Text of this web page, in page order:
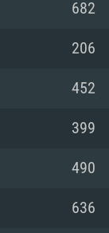
682
206
452
399
490
636